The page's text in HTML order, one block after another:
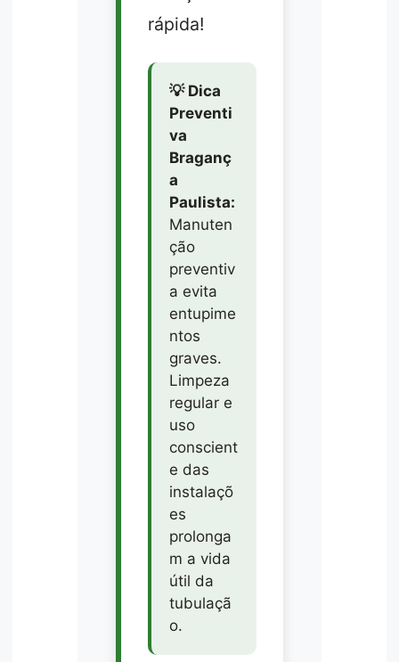
rápida!
💡 Dica
Preventi
va
Braganç
a
Paulista:
Manuten
ção
preventiv
a evita
entupime
ntos
graves.
Limpeza
regular e
uso
conscient
e das
instalaçõ
es
prolonga
m a vida
útil da
tubulaçã
o.